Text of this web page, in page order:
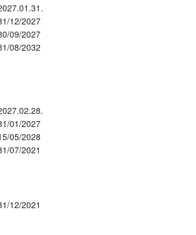
12/2027
09/2027
08/2032
01/2027
05/2028
07/2021
12/2021